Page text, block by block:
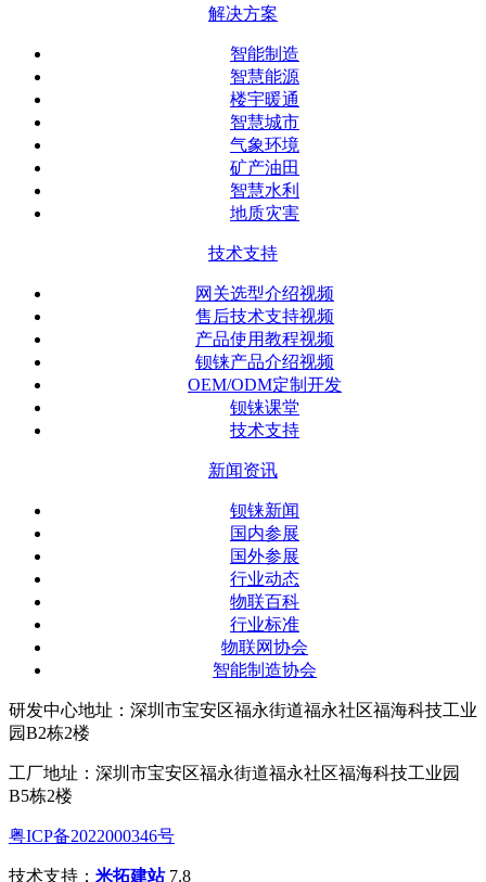
解决方案
智能制造
智慧能源
楼宇暖通
智慧城市
气象环境
矿产油田
智慧水利
地质灾害
技术支持
网关选型介绍视频
售后技术支持视频
产品使用教程视频
钡铼产品介绍视频
OEM/ODM定制开发
钡铼课堂
技术支持
新闻资讯
钡铼新闻
国内参展
国外参展
行业动态
物联百科
行业标准
物联网协会
智能制造协会
研发中心地址：深圳市宝安区福永街道福永社区福海科技工业
园B2栋2楼
工厂地址：深圳市宝安区福永街道福永社区福海科技工业园
B5栋2楼
粤ICP备2022000346号
技术支持： 米拓建站 7.8